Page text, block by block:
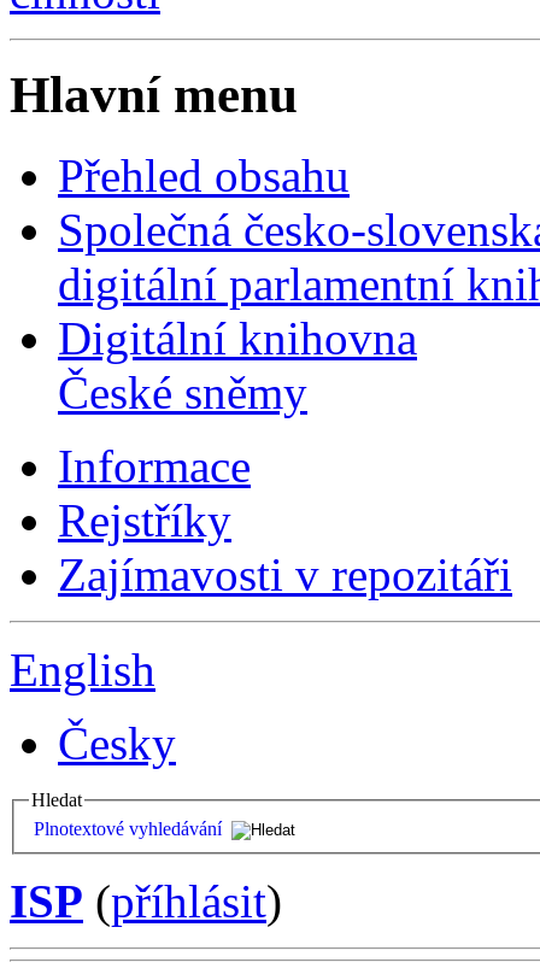
Hlavní menu
Přehled obsahu
Společná česko-
digitální parlamentní
Digitální knihovna
České sněmy
Informace
Rejstříky
Zajímavosti v repozitáři
English
Česky
Hledat
Plnotextové vyhledávání
ISP (příhlásit)